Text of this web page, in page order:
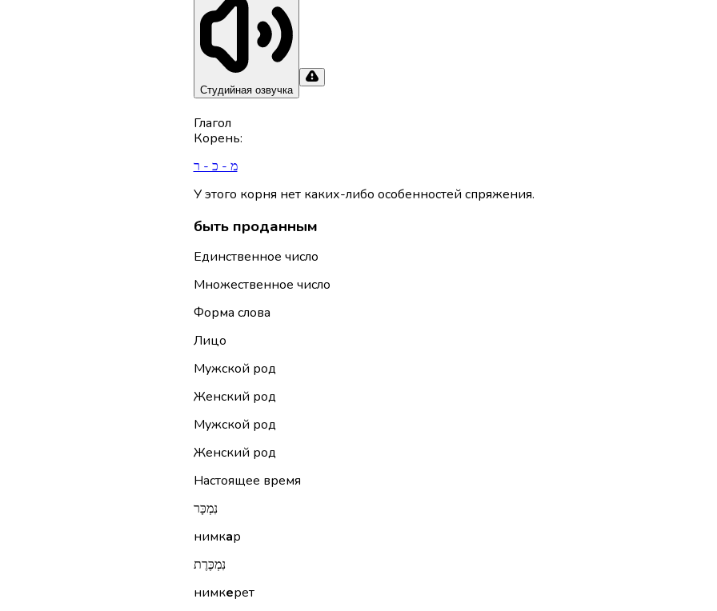
Студийная озвучка
Глагол
Корень:
מ - כ - ר
У этого корня нет каких-либо особенностей спряжения.
быть проданным
Единственное число
Множественное число
Форма слова
Лицо
Мужской род
Женский род
Мужской род
Женский род
Настоящее время
נִמְכָּר
нимкар
נִמְכֶּרֶת
нимкерет